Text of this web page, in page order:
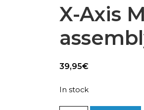
X-Axis
39,95€
In stock